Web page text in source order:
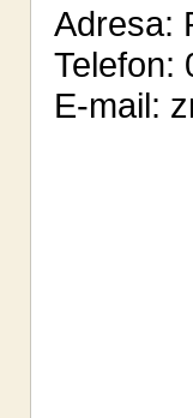
Adresa:
Telefon:
E-mail: